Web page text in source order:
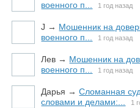
военного п...
1 год назад
J → Мошенник на
военного п...
1 год назад
Лев → Мошенник на
военного п...
1 год назад
Дарья →Сломанная
словами и делами:...
1